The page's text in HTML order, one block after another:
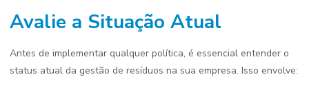
Avalie a Situação Atual
Antes de implementar qualquer política, é essencial entender o
status atual da gestão de resíduos na sua empresa. Isso envolve: